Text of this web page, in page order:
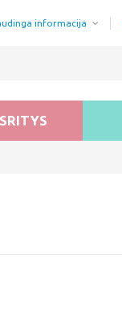
informacija